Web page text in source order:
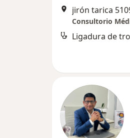
Consultorio
Ligadura de